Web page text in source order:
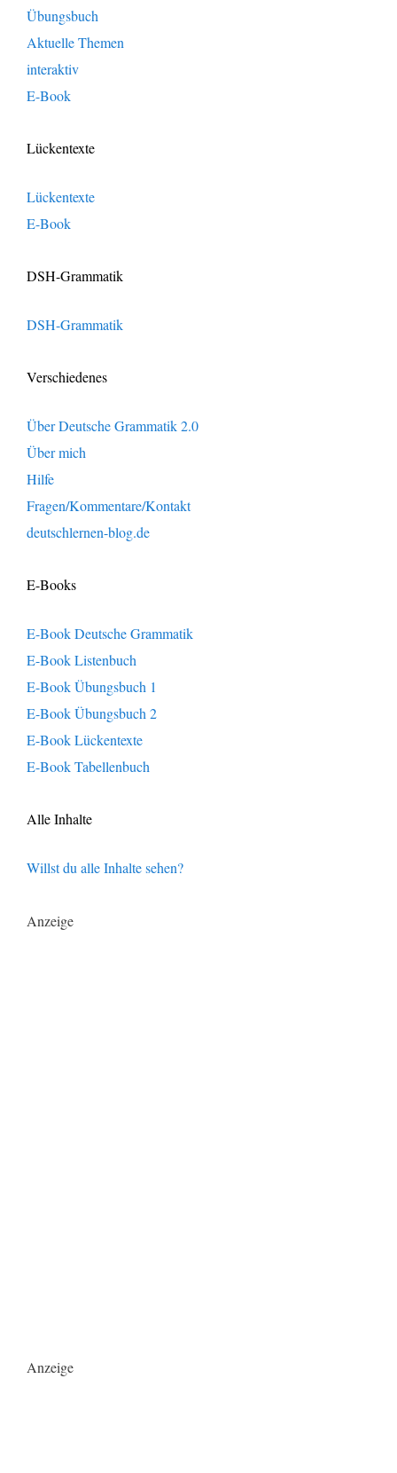
Übungsbuch
Aktuelle Themen
interaktiv
E-Book
Lückentexte
Lückentexte
E-Book
DSH-Grammatik
DSH-Grammatik
Verschiedenes
Über Deutsche Grammatik 2.0
Über mich
Hilfe
Fragen/Kommentare/Kontakt
deutschlernen-blog.de
E-Books
E-Book Deutsche Grammatik
E-Book Listenbuch
E-Book Übungsbuch 1
E-Book Übungsbuch 2
E-Book Lückentexte
E-Book Tabellenbuch
Alle Inhalte
Willst du alle Inhalte sehen?
Anzeige
Anzeige